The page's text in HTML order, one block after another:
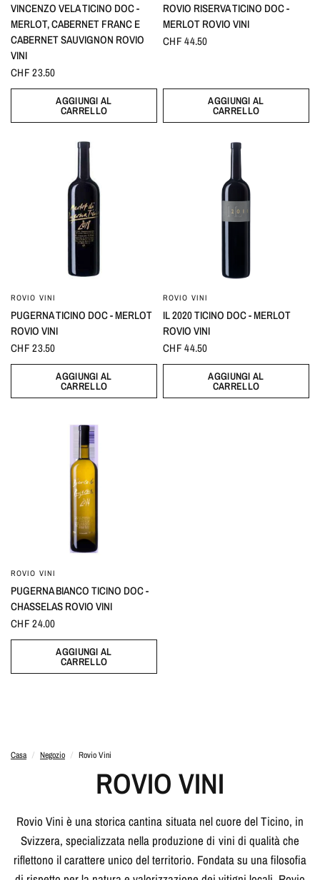
VINCENZO VELA TICINO DOC -
MERLOT, CABERNET FRANC E
CABERNET SAUVIGNON ROVIO
VINI
CHF 23.50
AGGIUNGI AL
CARRELLO
ROVIO RISERVA TICINO DOC -
MERLOT ROVIO VINI
CHF 44.50
AGGIUNGI AL
CARRELLO
ROVIO VINI
PUGERNA TICINO DOC - MERLOT
ROVIO VINI
CHF 23.50
AGGIUNGI AL
CARRELLO
ROVIO VINI
IL 2020 TICINO DOC - MERLOT
ROVIO VINI
CHF 44.50
AGGIUNGI AL
CARRELLO
ROVIO VINI
PUGERNA BIANCO TICINO DOC -
CHASSELAS ROVIO VINI
CHF 24.00
AGGIUNGI AL
CARRELLO
Casa / Negozio / Rovio Vini
ROVIO VINI
Rovio Vini è una storica cantina situata nel cuore del Ticino, in
Svizzera, specializzata nella produzione di vini di qualità che
riflettono il carattere unico del territorio. Fondata su una filosofia